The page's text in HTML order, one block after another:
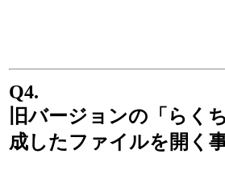
Q4.
旧バージョンの「らく
成したファイルを開く